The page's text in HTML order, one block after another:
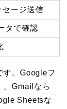
ージ送信
タで確認
す。Googleフ
、Gmailなら
Sheetsな